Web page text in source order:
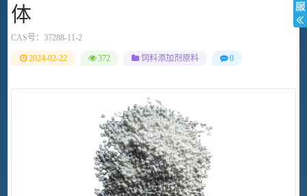
体
CAS号： 37288-11-2
2024-02-22 372 饲料添加剂原料 0